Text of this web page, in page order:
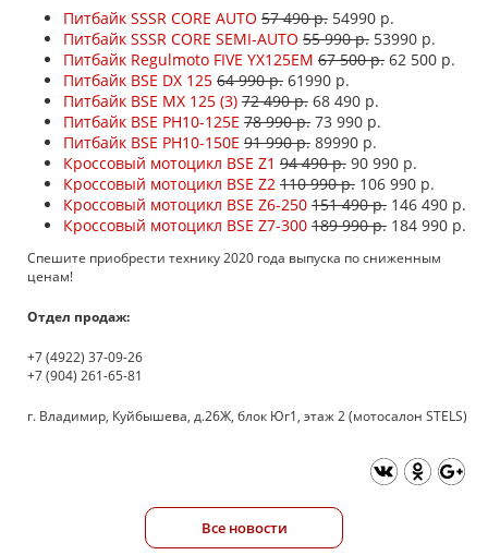
Питбайк SSSR CORE AUTO 57 490 р.54990 р.
Питбайк SSSR CORE SEMI-AUTO 55 990 р.53990 р.
Питбайк Regulmoto FIVE YX125EM 67 500 р.62 500 р.
Питбайк BSE DX 125 64 990 р.61990 р.
Питбайк BSE MX 125 (3) 72 490 р.68 490 р.
Питбайк BSE PH10-125E 78 990 р.73 990 р.
Питбайк BSE PH10-150E 91 990 р.89990 р.
Кроссовый мотоцикл BSE Z1 94 490 р.90 990 р.
Кроссовый мотоцикл BSE Z2 110 990 р.106 990 р.
Кроссовый мотоцикл BSE Z6-250 151 490 р.146 490 р.
Кроссовый мотоцикл BSE Z7-300 189 990 р.184 990 р.
Спешите приобрести технику 2020 года выпуска по сниженным
ценам!
Отдел продаж:
+7 (4922) 37-09-26
+7 (904) 261-65-81
г. Владимир, Куйбышева, д.26Ж, блок Юг1, этаж 2 (мотосалон STELS)
Все новости